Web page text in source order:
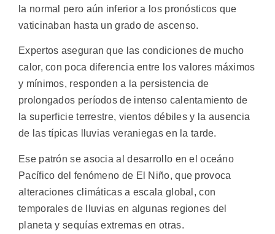
la normal pero aún inferior a los pronósticos que
vaticinaban hasta un grado de ascenso.
Expertos aseguran que las condiciones de mucho
calor, con poca diferencia entre los valores máximos
y mínimos, responden a la persistencia de
prolongados períodos de intenso calentamiento de
la superficie terrestre, vientos débiles y la ausencia
de las típicas lluvias veraniegas en la tarde.
Ese patrón se asocia al desarrollo en el oceáno
Pacífico del fenómeno de El Niño, que provoca
alteraciones climáticas a escala global, con
temporales de lluvias en algunas regiones del
planeta y sequías extremas en otras.